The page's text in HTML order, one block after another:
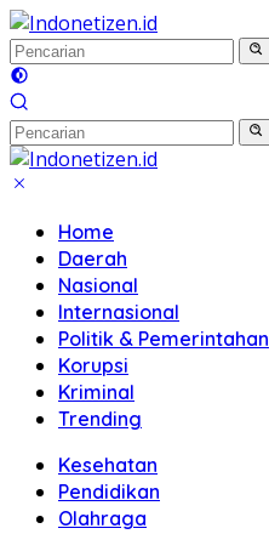
Langsung
ke
konten
Home
Daerah
Nasional
Internasional
Politik & Pemerintahan
Korupsi
Kriminal
Trending
Kesehatan
Pendidikan
Olahraga